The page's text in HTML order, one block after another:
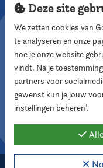
Aanmelden
Volg ons
Deze site
We zetten cookies van
te analyseren en onze
hoe je onze website
vindt. Na je
partners voor
gewenst kun je jouw
instellingen beheren’.